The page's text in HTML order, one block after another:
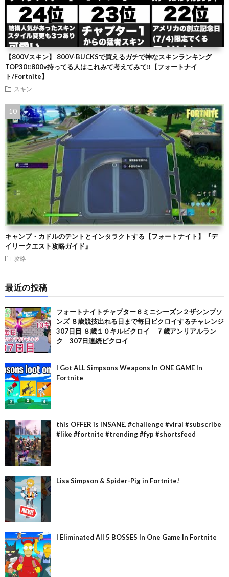
【800Vスキン】 800V-BUCKSで買えるガチで神なスキンランキング
TOP30‼️800v持ってる人はこれみて考えてみて‼️【フォートナイ
ト/Fortnite】
スキン
キャンプ・カドルのテントとインタラクトする【フォートナイト】『デ
イリークエスト攻略ガイド』
攻略
最近の投稿
フォートナイトチャプター６ミニシーズン２ザシンプソ
ンズ ８歳競技出れる日まで毎日ビクロイするチャレンジ
307日目 ８歳１０キルビクロイ ７歳アンリアルラン
ク 307日連続ビクロイ
I Got ALL Simpsons Weapons In ONE GAME In
Fortnite
this OFFER is INSANE. #challenge #viral #subscribe
#like #fortnite #trending #fyp #shortsfeed
Lisa Simpson & Spider-Pig in Fortnite!
I Eliminated All 5 BOSSES In One Game In Fortnite